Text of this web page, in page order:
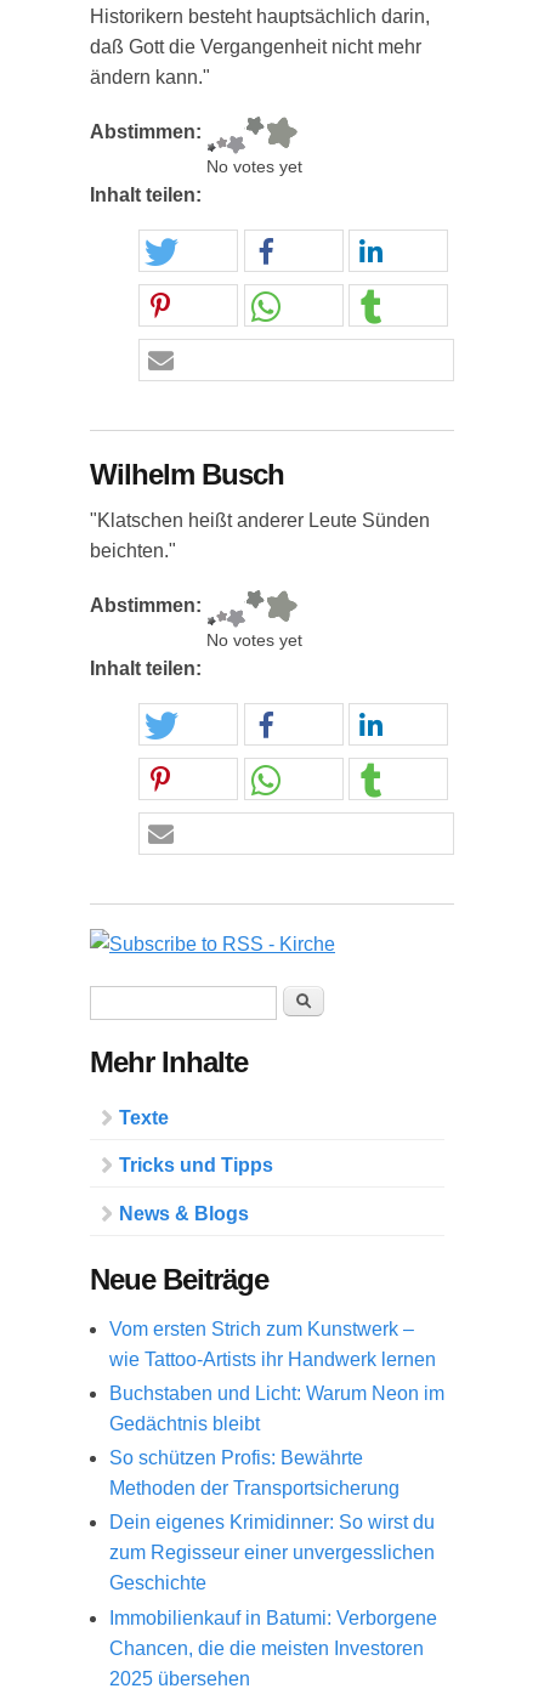
Historikern besteht hauptsächlich darin,
daß Gott die Vergangenheit nicht mehr
ändern kann."
Abstimmen:
No votes yet
Inhalt teilen:
Wilhelm Busch
"Klatschen heißt anderer Leute Sünden
beichten."
Abstimmen:
No votes yet
Inhalt teilen:
Suche
Mehr Inhalte
Texte
Tricks und Tipps
News & Blogs
Neue Beiträge
Vom ersten Strich zum Kunstwerk –
wie Tattoo-Artists ihr Handwerk lernen
Buchstaben und Licht: Warum Neon im
Gedächtnis bleibt
So schützen Profis: Bewährte
Methoden der Transportsicherung
Dein eigenes Krimidinner: So wirst du
zum Regisseur einer unvergesslichen
Geschichte
Immobilienkauf in Batumi: Verborgene
Chancen, die die meisten Investoren
2025 übersehen